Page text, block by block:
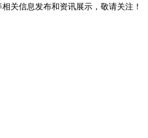
关信息发布和资讯展示，敬请关注！